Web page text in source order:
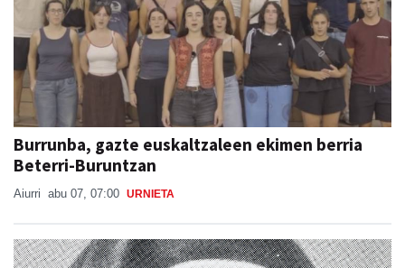
Burrunba, gazte euskaltzaleen ekimen berria
Beterri-Buruntzan
Aiurri abu 07, 07:00 URNIETA